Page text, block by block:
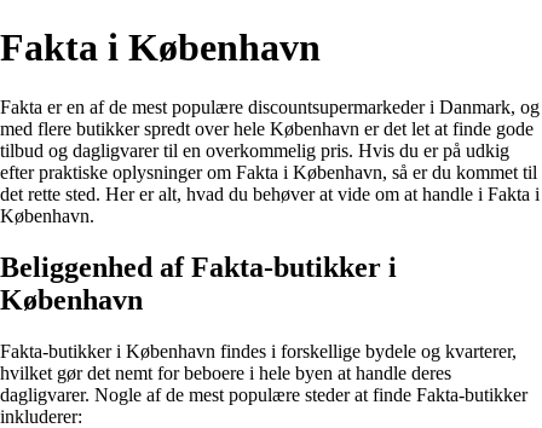
Fakta i København
Fakta er en af de mest populære discountsupermarkeder i Danmark, og
med flere butikker spredt over hele København er det let at finde gode
tilbud og dagligvarer til en overkommelig pris. Hvis du er på udkig
efter praktiske oplysninger om Fakta i København, så er du kommet til
det rette sted. Her er alt, hvad du behøver at vide om at handle i Fakta i
København.
Beliggenhed af Fakta-butikker i
København
Fakta-butikker i København findes i forskellige bydele og kvarterer,
hvilket gør det nemt for beboere i hele byen at handle deres
dagligvarer. Nogle af de mest populære steder at finde Fakta-butikker
inkluderer: